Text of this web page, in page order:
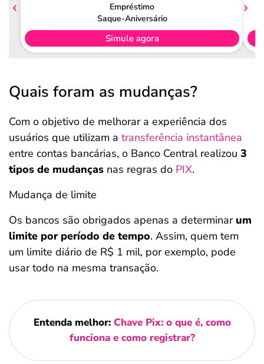
Empréstimo
Saque-Aniversário
Simule agora
Quais foram as mudanças?
Com o objetivo de melhorar a experiência dos
usuários que utilizam a transferência instantânea
entre contas bancárias, o Banco Central realizou 3
tipos de mudanças nas regras do PIX.
Mudança de limite
Os bancos são obrigados apenas a determinar um
limite por período de tempo. Assim, quem tem
um limite diário de R$ 1 mil, por exemplo, pode
usar todo na mesma transação.
Entenda melhor: Chave Pix: o que é, como
funciona e como registrar?